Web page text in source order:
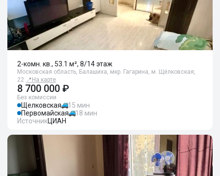
2-комн. кв., 53.1 м², 8/14 этаж
Московская область, Балашиха, мкр. Гагарина, м. Щёлковская,
22 📍 На карте
8 700 000 ₽
Без комиссии
Щелковская
15 мин
Первомайская
18 мин
ИсточникЦИАН